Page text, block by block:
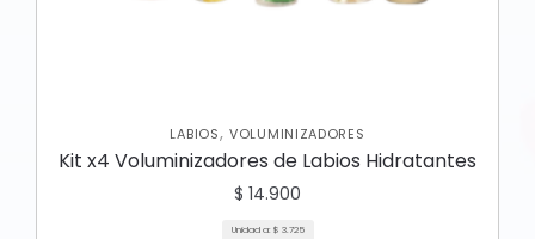
LABIOS,VOLUMINIZADORES
Kit x4 Voluminizadores de Labios Hidratantes
$ 14.900
Unidad a: $ 3.725